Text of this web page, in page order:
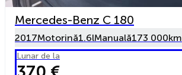
Mercedes-Benz C 180
2017Motorină1.6lManuală173 000km
Lunar de la